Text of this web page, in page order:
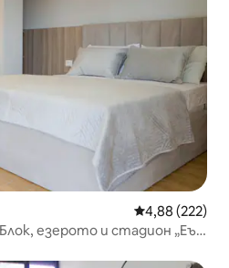
Средна
4,88 (222)
езерото и стадион „Еър